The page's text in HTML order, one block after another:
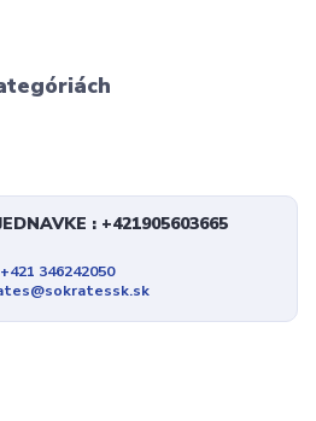
: +421905603665
+421 346242050